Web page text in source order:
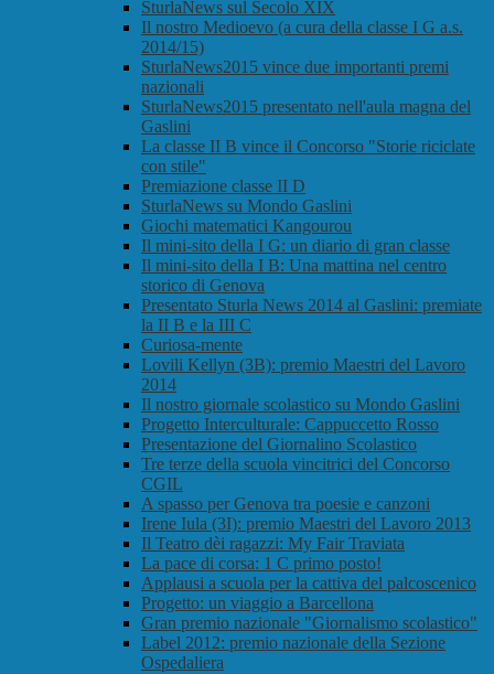
SturlaNews sul Secolo XIX
Il nostro Medioevo (a cura della classe I G a.s.
2014/15)
SturlaNews2015 vince due importanti premi
nazionali
SturlaNews2015 presentato nell'aula magna del
Gaslini
La classe II B vince il Concorso "Storie riciclate
con stile"
Premiazione classe II D
SturlaNews su Mondo Gaslini
Giochi matematici Kangourou
Il mini-sito della I G: un diario di gran classe
Il mini-sito della I B: Una mattina nel centro
storico di Genova
Presentato Sturla News 2014 al Gaslini: premiate
la II B e la III C
Curiosa-mente
Lovili Kellyn (3B): premio Maestri del Lavoro
2014
Il nostro giornale scolastico su Mondo Gaslini
Progetto Interculturale: Cappuccetto Rosso
Presentazione del Giornalino Scolastico
Tre terze della scuola vincitrici del Concorso
CGIL
A spasso per Genova tra poesie e canzoni
Irene Iula (3I): premio Maestri del Lavoro 2013
Il Teatro dèi ragazzi: My Fair Traviata
La pace di corsa: 1 C primo posto!
Applausi a scuola per la cattiva del palcoscenico
Progetto: un viaggio a Barcellona
Gran premio nazionale "Giornalismo scolastico"
Label 2012: premio nazionale della Sezione
Ospedaliera